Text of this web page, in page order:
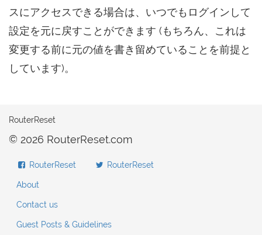
スにアクセスできる場合は、いつでもログインして
設定を元に戻すことができます (もちろん、これは
変更する前に元の値を書き留めていることを前提と
しています)。
RouterReset
© 2026 RouterReset.com
RouterReset RouterReset
About
Contact us
Guest Posts & Guidelines